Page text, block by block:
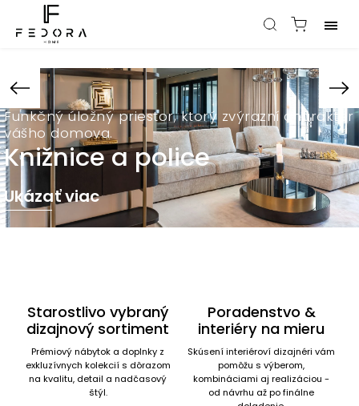
Knižnice a police
Funkčný úložný priestor, ktorý zvýrazní charakter
vášho domova.
Ukázať viac
Starostlivo vybraný
dizajnový sortiment
Prémiový nábytok a doplnky z
exkluzívnych kolekcií s dôrazom
na kvalitu, detail a nadčasový
štýl.
Poradenstvo &
interiéry na mieru
Skúsení interiéroví dizajnéri vám
pomôžu s výberom,
kombináciami aj realizáciou -
od návrhu až po finálne